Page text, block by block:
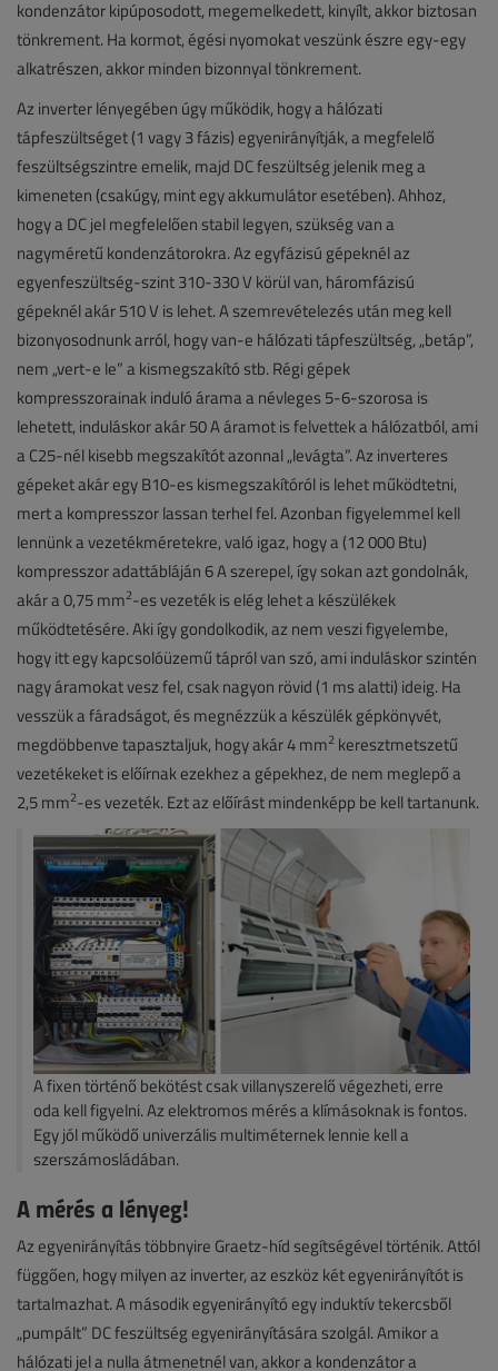
kondenzátor kipúposodott, megemelkedett, kinyílt, akkor biztosan
tönkrement. Ha kormot, égési nyomokat veszünk észre egy-egy
alkatrészen, akkor minden bizonnyal tönkrement.
Az inverter lényegében úgy működik, hogy a hálózati
tápfeszültséget (1 vagy 3 fázis) egyenirányítják, a megfelelő
feszültségszintre emelik, majd DC feszültség jelenik meg a
kimeneten (csakúgy, mint egy akkumulátor esetében). Ahhoz,
hogy a DC jel megfelelően stabil legyen, szükség van a
nagyméretű kondenzátorokra. Az egyfázisú gépeknél az
egyenfeszültség-szint 310-330 V körül van, háromfázisú
gépeknél akár 510 V is lehet. A szemrevételezés után meg kell
bizonyosodnunk arról, hogy van-e hálózati tápfeszültség, „betáp”,
nem „vert-e le” a kismegszakító stb. Régi gépek
kompresszorainak induló árama a névleges 5-6-szorosa is
lehetett, induláskor akár 50 A áramot is felvettek a hálózatból, ami
a C25-nél kisebb megszakítót azonnal „levágta”. Az inverteres
gépeket akár egy B10-es kismegszakítóról is lehet működtetni,
mert a kompresszor lassan terhel fel. Azonban figyelemmel kell
lennünk a vezetékméretekre, való igaz, hogy a (12 000 Btu)
kompresszor adattábláján 6 A szerepel, így sokan azt gondolnák,
akár a 0,75 mm2-es vezeték is elég lehet a készülékek
működtetésére. Aki így gondolkodik, az nem veszi figyelembe,
hogy itt egy kapcsolóüzemű tápról van szó, ami induláskor szintén
nagy áramokat vesz fel, csak nagyon rövid (1 ms alatti) ideig. Ha
vesszük a fáradságot, és megnézzük a készülék gépkönyvét,
megdöbbenve tapasztaljuk, hogy akár 4 mm2 keresztmetszetű
vezetékeket is előírnak ezekhez a gépekhez, de nem meglepő a
2,5 mm2-es vezeték. Ezt az előírást mindenképp be kell tartanunk.
A fixen történő bekötést csak villanyszerelő végezheti, erre
oda kell figyelni. Az elektromos mérés a klímásoknak is fontos.
Egy jól működő univerzális multiméternek lennie kell a
szerszámosládában.
A mérés a lényeg!
Az egyenirányítás többnyire Graetz-híd segítségével történik. Attól
függően, hogy milyen az inverter, az eszköz két egyenirányítót is
tartalmazhat. A második egyenirányító egy induktív tekercsből
„pumpált” DC feszültség egyenirányítására szolgál. Amikor a
hálózati jel a nulla átmenetnél van, akkor a kondenzátor a